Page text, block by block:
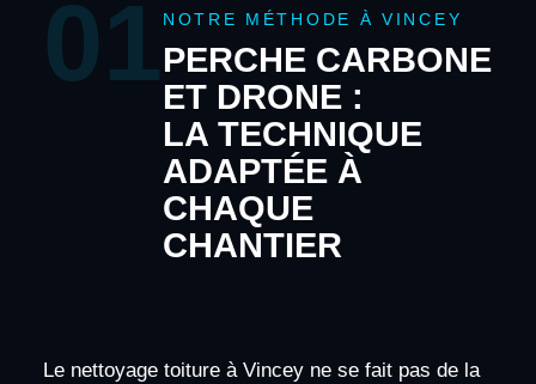
01 NOTRE MÉTHODE À VINCEY
PERCHE CARBONE
ET DRONE :
LA TECHNIQUE
ADAPTÉE À
CHAQUE
CHANTIER
Le nettoyage toiture à Vincey ne se fait pas de la